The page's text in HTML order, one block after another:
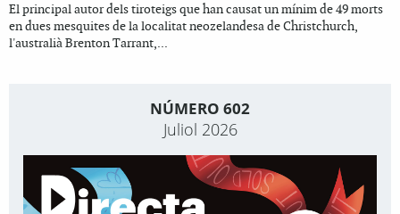
El principal autor dels tiroteigs que han causat un mínim de 49 morts
en dues mesquites de la localitat neozelandesa de Christchurch,
l'australià Brenton Tarrant,...
NÚMERO 602
Juliol 2026